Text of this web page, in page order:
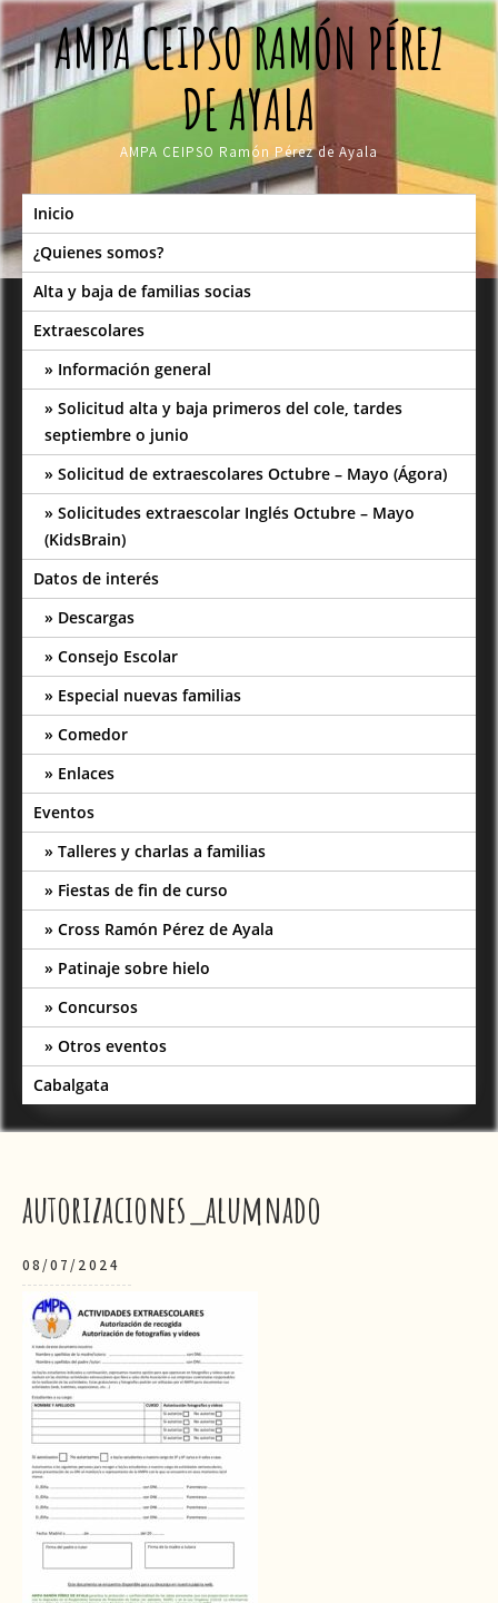
Skip
to
contentAMPA CEIPSO RAMÓN PÉREZ
DE AYALA
AMPA CEIPSO Ramón Pérez de Ayala
Inicio
¿Quienes somos?
Alta y baja de familias socias
Extraescolares
Información general
Solicitud alta y baja primeros del cole, tardes
septiembre o junio
Solicitud de extraescolares Octubre – Mayo (Ágora)
Solicitudes extraescolar Inglés Octubre – Mayo
(KidsBrain)
Datos de interés
Descargas
Consejo Escolar
Especial nuevas familias
Comedor
Enlaces
Eventos
Talleres y charlas a familias
Fiestas de fin de curso
Cross Ramón Pérez de Ayala
Patinaje sobre hielo
Concursos
Otros eventos
Cabalgata
autorizaciones_alumnado
08/07/2024